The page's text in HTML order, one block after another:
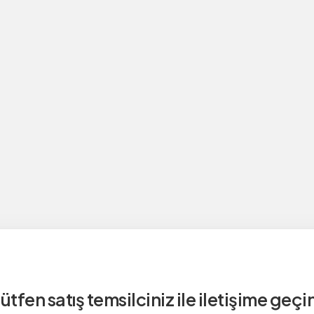
satış temsilciniz ile iletişime